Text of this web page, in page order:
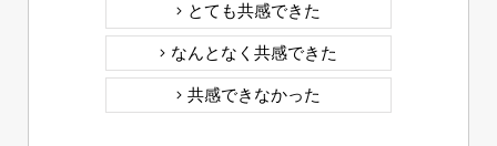
とても共感できた
なんとなく共感できた
共感できなかった